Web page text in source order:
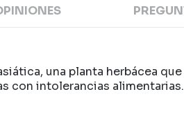
una planta herbácea
con intolerancias alimentarias.